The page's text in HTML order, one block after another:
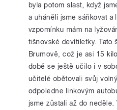
byla potom slast, když
a uháněli jsme sáňkovat a
vzpomínku mám na
tišnovské devítiletky. Tato
Brumově, což je asi 15
době se ještě učilo i v
učitelé obětovali svůj
odpoledne linkovým
jsme zůstali až do